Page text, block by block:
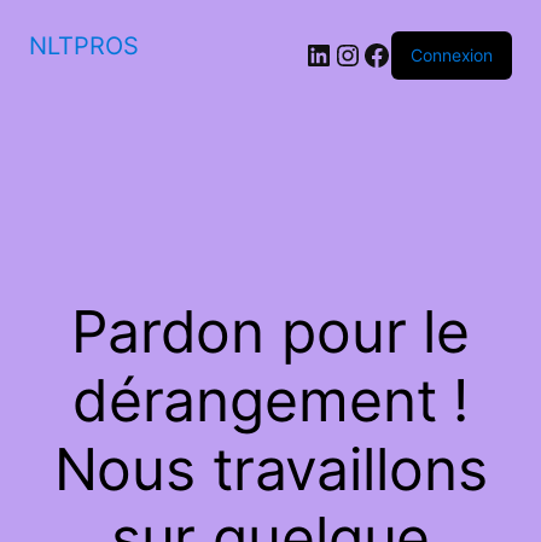
NLTPROS LinkedIn
Instagram
Facebook
Connexion
Pardon pour le
dérangement !
Nous travaillons